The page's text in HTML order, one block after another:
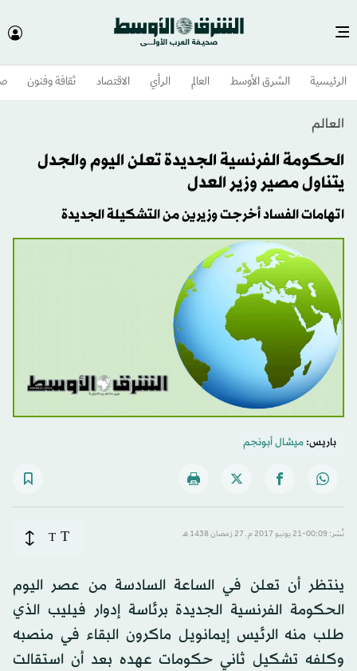
الرئيسية الشرق الأوسط​ العالم الرأي الاقتصاد ثقافة وفنون
العالم
الحكومة الفرنسية الجديدة تعلن اليوم والجدل
يتناول مصير وزير العدل
اتهامات الفساد أخرجت وزيرين من التشكيلة الجديدة
باريس:ميشال أبونجم
نُشر: 00:09-21 يونيو 2017 م ـ 27 رَمضان 1438 هـ T
T
ينتظر أن تعلن في الساعة السادسة من عصر اليوم
الحكومة الفرنسية الجديدة برئاسة إدوار فيليب الذي
طلب منه الرئيس إيمانويل ماكرون البقاء في منصبه
وكلفه تشكيل ثاني حكومات عهده بعد أن استقالت